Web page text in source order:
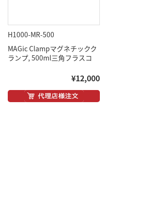
H1000-MR-500
MAGic Clampマグネチックク
ランプ, 500ml三角フラスコ
¥12,000